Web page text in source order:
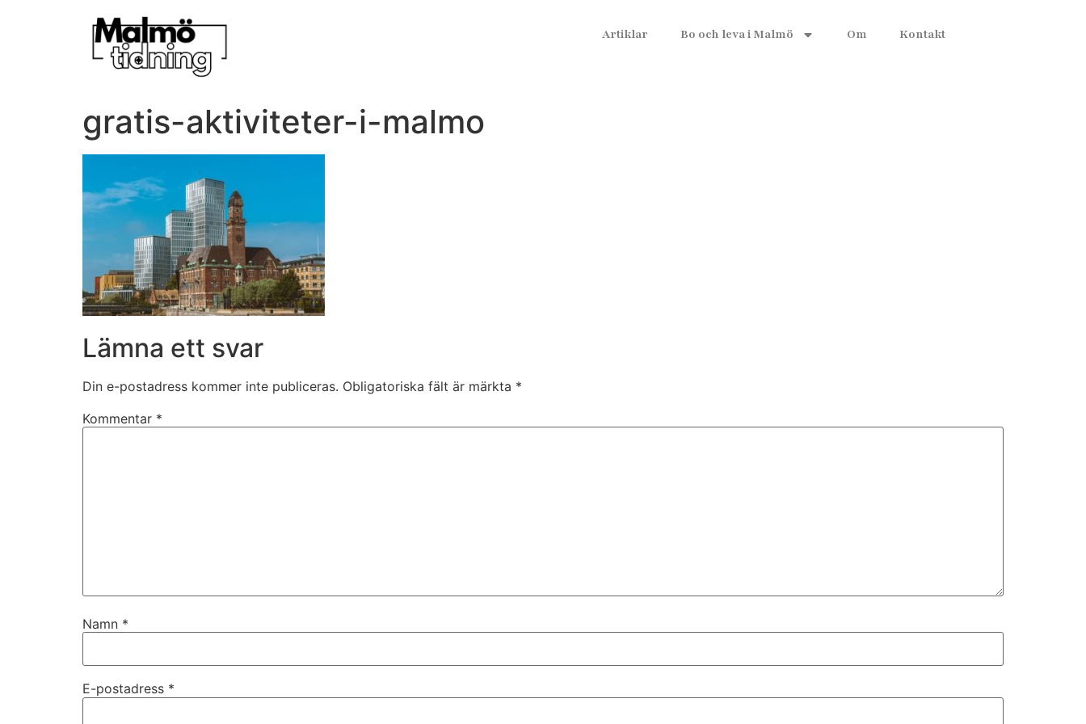
Artiklar Bo och leva i Malmö Om Kontakt
gratis-aktiviteter-i-malmo
Lämna ett svar
Din e-postadress kommer inte publiceras. Obligatoriska fält är märkta *
Kommentar *
Namn *
E-postadress *